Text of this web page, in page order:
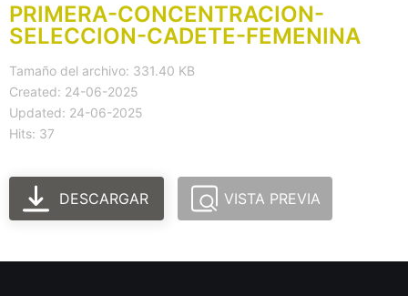
PRIMERA-CONCENTRACION-
SELECCION-CADETE-FEMENINA
Tamaño del archivo: 331.40 KB
Created: 24-06-2025
Updated: 24-06-2025
Hits: 37
DESCARGAR VISTA PREVIA